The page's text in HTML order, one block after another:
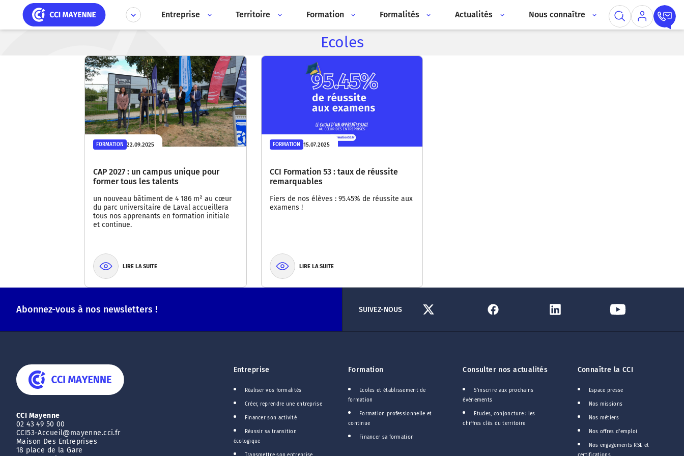
contenu
principal
Entreprise Territoire Formation Formalités Actualités Nous connaître
Ecoles
FORMATION 22.09.2025
CAP 2027 : un campus unique pour
former tous les talents
un nouveau bâtiment de 4 186 m² au cœur
du parc universitaire de Laval accueillera
tous nos apprenants en formation initiale
et continue.
LIRE LA SUITE
FORMATION 15.07.2025
CCI Formation 53 : taux de réussite
remarquables
Fiers de nos élèves : 95.45% de réussite aux
examens !
LIRE LA SUITE
Abonnez-vous à nos newsletters ! SUIVEZ-NOUS
CCI Mayenne
02 43 49 50 00
CCI53-Accueil@mayenne.cci.fr
Maison Des Entreprises
18 place de la Gare
Entreprise
Réaliser vos formalités
Créer, reprendre une entreprise
Financer son activité
Réussir sa transition
écologique
Formation
Ecoles et établissement de
formation
Formation professionnelle et
continue
Financer sa formation
Consulter nos actualités
S'inscrire aux prochains
événements
Etudes, conjoncture : les
chiffres clés du territoire
Connaître la CCI
Espace presse
Nos missions
Nos métiers
Nos offres d'emploi
Nos engagements RSE et
Panneau de gestion des cookies